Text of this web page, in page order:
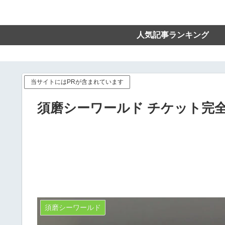
人気記事ランキング
当サイトにはPRが含まれています
須磨シーワールド チケット完
須磨シーワールド